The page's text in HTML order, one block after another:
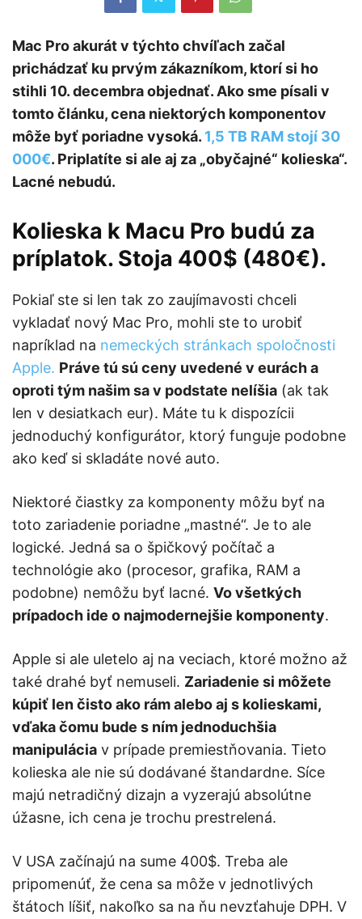
Mac Pro akurát v týchto chvíľach začal
prichádzať ku prvým zákazníkom, ktorí si ho
stihli 10. decembra objednať. Ako sme písali v
tomto článku, cena niektorých komponentov
môže byť poriadne vysoká. 1,5 TB RAM stojí 30
000€. Priplatíte si ale aj za „obyčajné“ kolieska“.
Lacné nebudú.
Kolieska k Macu Pro budú za
príplatok. Stoja 400$ (480€).
Pokiaľ ste si len tak zo zaujímavosti chceli
vykladať nový Mac Pro, mohli ste to urobiť
napríklad na nemeckých stránkach spoločnosti
Apple. Práve tú sú ceny uvedené v eurách a
oproti tým našim sa v podstate nelíšia (ak tak
len v desiatkach eur). Máte tu k dispozícii
jednoduchý konfigurátor, ktorý funguje podobne
ako keď si skladáte nové auto.
Niektoré čiastky za komponenty môžu byť na
toto zariadenie poriadne „mastné“. Je to ale
logické. Jedná sa o špičkový počítač a
technológie ako (procesor, grafika, RAM a
podobne) nemôžu byť lacné. Vo všetkých
prípadoch ide o najmodernejšie komponenty.
Apple si ale uletelo aj na veciach, ktoré možno až
také drahé byť nemuseli. Zariadenie si môžete
kúpiť len čisto ako rám alebo aj s kolieskami,
vďaka čomu bude s ním jednoduchšia
manipulácia v prípade premiestňovania. Tieto
kolieska ale nie sú dodávané štandardne. Síce
majú netradičný dizajn a vyzerajú absolútne
úžasne, ich cena je trochu prestrelená.
V USA začínajú na sume 400$. Treba ale
pripomenúť, že cena sa môže v jednotlivých
štátoch líšiť, nakoľko sa na ňu nevzťahuje DPH. V